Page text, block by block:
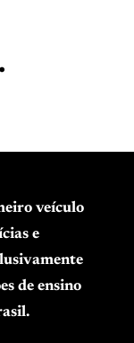
.
veículo
e
de ensino